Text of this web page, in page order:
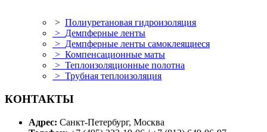
> Полиуретановая гидроизоляция
> Демпферные ленты
> Демпферные ленты самоклеящиеся
> Компенсационные маты
> Теплоизоляционные полотна
> Трубная теплоизоляция
КОНТАКТЫ
Адрес: Санкт-Петербург, Москва